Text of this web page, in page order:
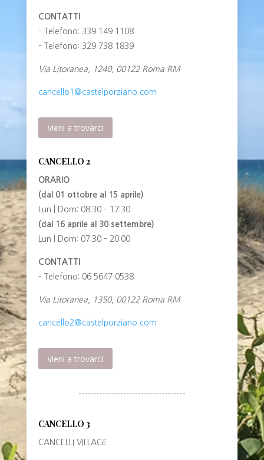
CONTATTI
– Telefono: 339 149 1108
– Telefono: 329 738 1839
Via Litoranea, 1240, 00122 Roma RM
cancello1@castelporziano.com
vieni a trovarci
CANCELLO 2
ORARIO
(dal 01 ottobre al 15 aprile)
Lun | Dom: 08:30 – 17:30
(dal 16 aprile al 30 settembre)
Lun | Dom: 07:30 – 20:00
CONTATTI
– Telefono: 06 5647 0538
Via Litoranea, 1350, 00122 Roma RM
cancello2@castelporziano.com
vieni a trovarci
CANCELLO 3
CANCELLI VILLAGE